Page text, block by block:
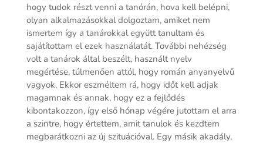
hogy tudok részt venni a tanórán, hova kell belépni,
olyan alkalmazásokkal dolgoztam, amiket nem
ismertem így a tanárokkal együtt tanultam és
sajátítottam el ezek használatát. További nehézség
volt a tanárok által beszélt, használt nyelv
megértése, túlmenően attól, hogy román anyanyelvű
vagyok. Ekkor eszméltem rá, hogy időt kell adjak
magamnak és annak, hogy ez a fejlődés
kibontakozzon, így első hónap végére jutottam el arra
a szintre, hogy értettem, amit tanulok és kezdtem
megbarátkozni az új szituációval. Egy másik akadály,